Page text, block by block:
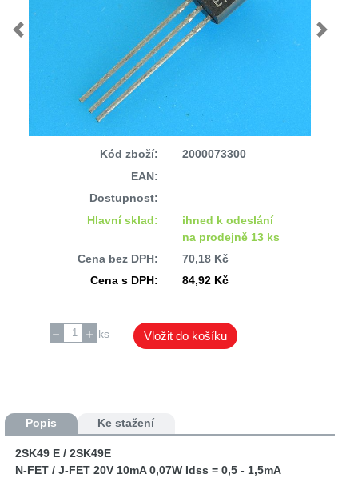
Previous Next
Kód zboží:
2000073300
EAN:
Dostupnost:
Hlavní sklad:
ihned k odeslání
na prodejně 13 ks
Cena bez DPH:
70,18 Kč
Cena s DPH:
84,92 Kč
ks Vložit do košíku
Popis Ke stažení
2SK49 E / 2SK49E
N-FET / J-FET 20V 10mA 0,07W Idss = 0,5 - 1,5mA